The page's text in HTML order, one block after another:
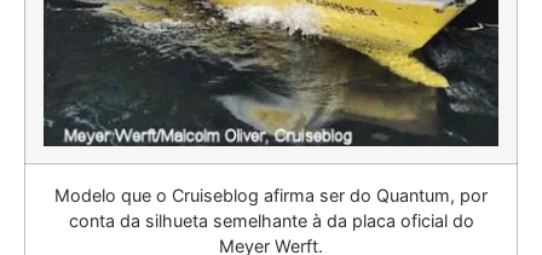
Modelo que o Cruiseblog afirma ser do Quantum, por
conta da silhueta semelhante à da placa oficial do
Meyer Werft.